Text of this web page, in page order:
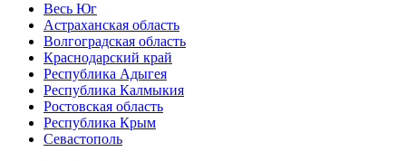
Весь Юг
Астраханская область
Волгоградская область
Краснодарский край
Республика Адыгея
Республика Калмыкия
Ростовская область
Республика Крым
Севастополь